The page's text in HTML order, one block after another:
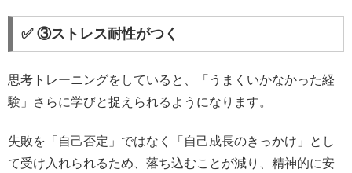
✅ ③ストレス耐性がつく
思考トレーニングをしていると、「うまくいかなかった経
験」さらに学びと捉えられるようになります。
失敗を「自己否定」ではなく「自己成長のきっかけ」とし
て受け入れられるため、落ち込むことが減り、精神的に安